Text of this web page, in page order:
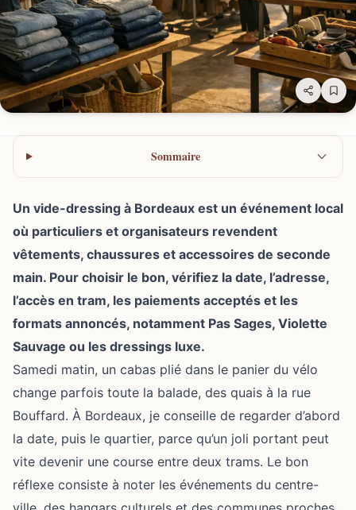
Sommaire
Un vide-dressing à Bordeaux est un événement local
où particuliers et organisateurs revendent
vêtements, chaussures et accessoires de seconde
main. Pour choisir le bon, vérifiez la date, l’adresse,
l’accès en tram, les paiements acceptés et les
formats annoncés, notamment Pas Sages, Violette
Sauvage ou les dressings luxe.
Samedi matin, un cabas plié dans le panier du vélo
change parfois toute la balade, des quais à la rue
Bouffard. À Bordeaux, je conseille de regarder d’abord
la date, puis le quartier, parce qu’un joli portant peut
vite devenir une course entre deux trams. Le bon
réflexe consiste à noter les événements du centre-